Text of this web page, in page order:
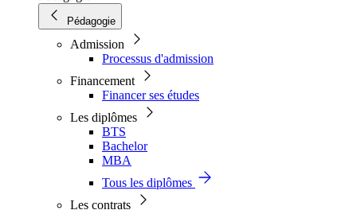
Pédagogie
Admission
Processus d'admission
Financement
Financer ses études
Les diplômes
BTS
Bachelor
MBA
Tous les diplômes
Les contrats